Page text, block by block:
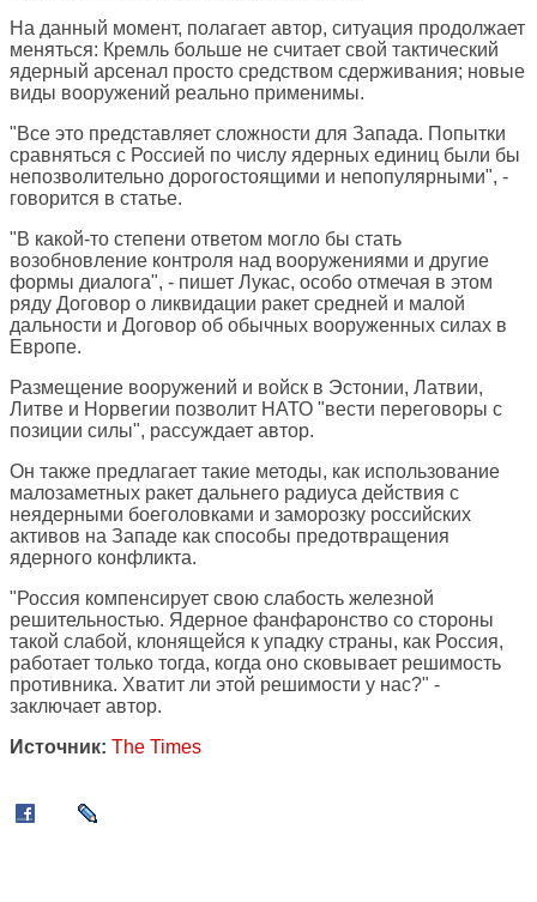
На данный момент, полагает автор, ситуация продолжает
меняться: Кремль больше не считает свой тактический
ядерный арсенал просто средством сдерживания; новые
виды вооружений реально применимы.
"Все это представляет сложности для Запада. Попытки
сравняться с Россией по числу ядерных единиц были бы
непозволительно дорогостоящими и непопулярными", -
говорится в статье.
"В какой-то степени ответом могло бы стать
возобновление контроля над вооружениями и другие
формы диалога", - пишет Лукас, особо отмечая в этом
ряду Договор о ликвидации ракет средней и малой
дальности и Договор об обычных вооруженных силах в
Европе.
Размещение вооружений и войск в Эстонии, Латвии,
Литве и Норвегии позволит НАТО "вести переговоры с
позиции силы", рассуждает автор.
Он также предлагает такие методы, как использование
малозаметных ракет дальнего радиуса действия с
неядерными боеголовками и заморозку российских
активов на Западе как способы предотвращения
ядерного конфликта.
"Россия компенсирует свою слабость железной
решительностью. Ядерное фанфаронство со стороны
такой слабой, клонящейся к упадку страны, как Россия,
работает только тогда, когда оно сковывает решимость
противника. Хватит ли этой решимости у нас?" -
заключает автор.
Источник: The Times